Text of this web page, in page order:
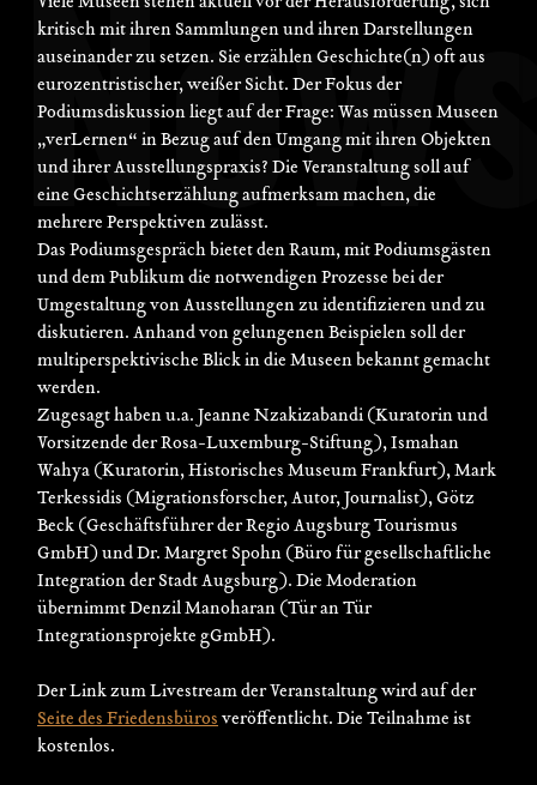
kritisch mit ihren Sammlungen und ihren Darstellungen
auseinander zu setzen. Sie erzählen Geschichte(n) oft aus
eurozentristischer, weißer Sicht. Der Fokus der
Podiumsdiskussion liegt auf der Frage: Was müssen Museen
„verLernen“ in Bezug auf den Umgang mit ihren Objekten
und ihrer Ausstellungspraxis? Die Veranstaltung soll auf
eine Geschichtserzählung aufmerksam machen, die
mehrere Perspektiven zulässt.
Das Podiumsgespräch bietet den Raum, mit Podiumsgästen
und dem Publikum die notwendigen Prozesse bei der
Umgestaltung von Ausstellungen zu identifizieren und zu
diskutieren. Anhand von gelungenen Beispielen soll der
multiperspektivische Blick in die Museen bekannt gemacht
werden.
Zugesagt haben u.a. Jeanne Nzakizabandi (Kuratorin und
Vorsitzende der Rosa-Luxemburg-Stiftung), Ismahan
Wahya (Kuratorin, Historisches Museum Frankfurt), Mark
Terkessidis (Migrationsforscher, Autor, Journalist), Götz
Beck (Geschäftsführer der Regio Augsburg Tourismus
GmbH) und Dr. Margret Spohn (Büro für gesellschaftliche
Integration der Stadt Augsburg). Die Moderation
übernimmt Denzil Manoharan (Tür an Tür
Integrationsprojekte gGmbH).
Der Link zum Livestream der Veranstaltung wird auf der
Seite des Friedensbürosveröffentlicht. Die Teilnahme ist
kostenlos.